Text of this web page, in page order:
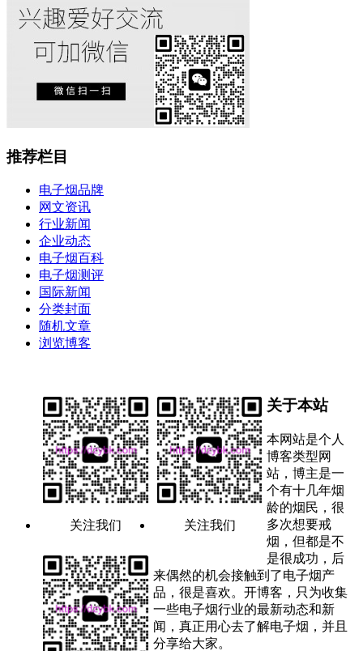
推荐栏目
电子烟品牌
网文资讯
行业新闻
企业动态
电子烟百科
电子烟测评
国际新闻
分类封面
随机文章
浏览博客
关注我们 关注我们
关于本站
本网站是个人
博客类型网
站，博主是一
个有十几年烟
龄的烟民，很
多次想要戒
烟，但都是不
是很成功，后
来偶然的机会接触到了电子烟产
品，很是喜欢。开博客，只为收集
一些电子烟行业的最新动态和新
闻，真正用心去了解电子烟，并且
分享给大家。